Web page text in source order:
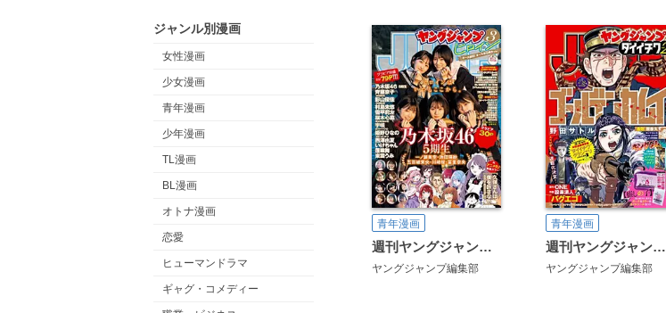
ジャンル別漫画
女性漫画
少女漫画
青年漫画
少年漫画
TL漫画
BL漫画
オトナ漫画
恋愛
ヒューマンドラマ
ギャグ・コメディー
青年漫画
週刊ヤングジャンプ増刊「ヤングジャンプヒロイン」
ヤングジャンプ編集部
青年漫画
週刊ヤングジャンプ増刊「ヤングジャンプ ダイイチワ」
ヤングジャンプ編集部